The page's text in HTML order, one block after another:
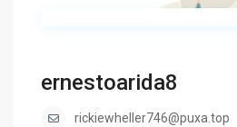
ernestoarida8
rickiewheller746@puxa.top